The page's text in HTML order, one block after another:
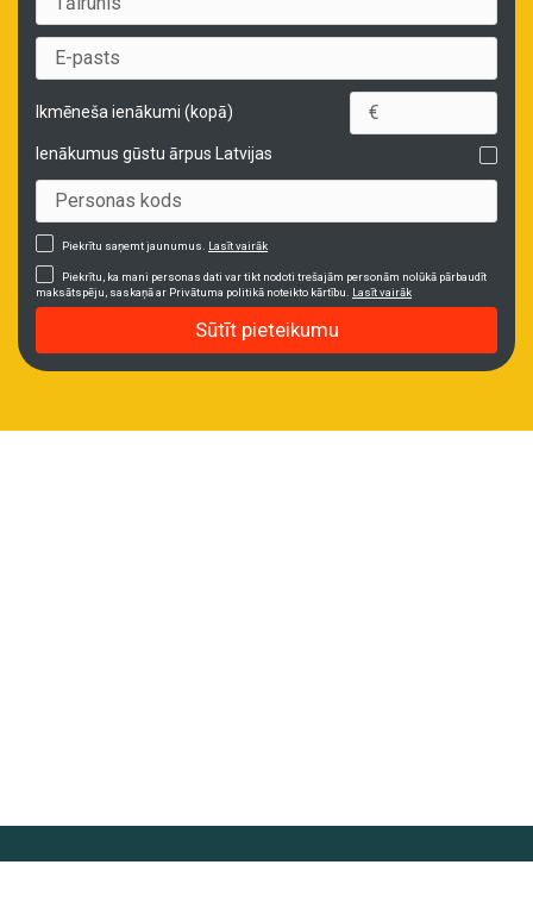
Ikmēneša ienākumi (kopā)
Ienākumus gūstu ārpus Latvijas
Piekrītu saņemt jaunumus. Lasīt vairāk
Piekrītu, ka mani personas dati var tikt nodoti trešajām personām nolūkā pārbaudīt
maksātspēju, saskaņā ar Privātuma politikā noteikto kārtību. Lasīt vairāk
Sūtīt pieteikumu